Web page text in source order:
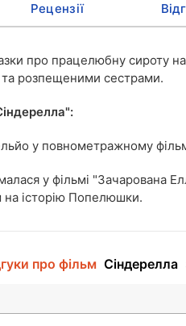
Рецензії
про працелюбну сироту
розпещеними сестрами.
у повнометражному
у фільмі "Зачарована
історію Попелюшки.
про фільм Сіндерелла